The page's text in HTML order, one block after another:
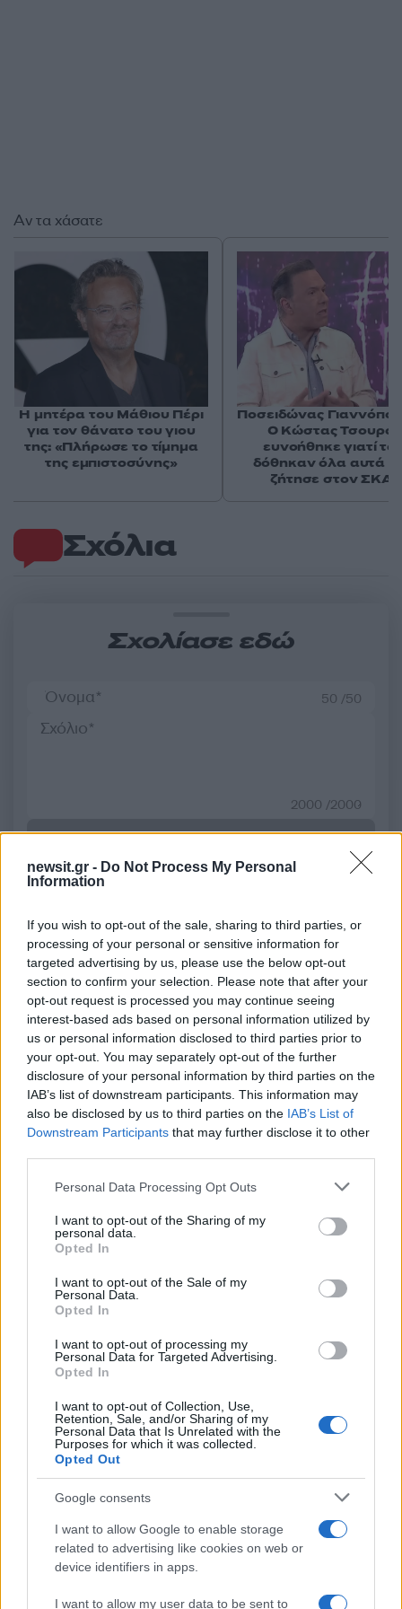
newsit.gr - Do Not Process My Personal
Information
If you wish to opt-out of the sale, sharing to third parties, or
processing of your personal or sensitive information for
targeted advertising by us, please use the below opt-out
section to confirm your selection. Please note that after your
opt-out request is processed you may continue seeing
interest-based ads based on personal information utilized by
us or personal information disclosed to third parties prior to
your opt-out. You may separately opt-out of the further
disclosure of your personal information by third parties on the
IAB’s list of downstream participants. This information may
also be disclosed by us to third parties on the IAB’s List of
Downstream Participants that may further disclose it to other
Please note that this website/app uses one or more Google
not limited to your visit or usage behaviour. You may click to
grant or deny consent to Google and its third-party tags to
use your data for below specified purposes in below Google
consent section.
Personal Data Processing Opt Outs
I want to opt-out of the Sharing of my
personal data.
Opted In
I want to opt-out of the Sale of my
Personal Data.
Opted In
I want to opt-out of processing my
Personal Data for Targeted Advertising.
Opted In
I want to opt-out of Collection, Use,
Retention, Sale, and/or Sharing of my
Personal Data that Is Unrelated with the
Purposes for which it was collected.
Opted Out
Google consents
I want to allow Google to enable storage
related to advertising like cookies on web or
device identifiers in apps.
I want to allow my user data to be sent to
Σχόλια
Σχολίασε εδώ
50 /50
2000 /2000
Υποβολή σχολίου
Όροι Χρήσης. Το site προστατεύεται από reCAPTCHA, ισχύουν
Lifestyle
ΗΘΟΠΟΙΟΣ
Share:
Ακολουθήστε το Νewsit.gr στοGoogle Newsκαι
ενημερωθείτε πρώτοι για όλη την ειδησεογραφία και τα
τελευταία νέατης ημέρας
Αν τα χάσατε
Η μητέρα του Μάθιου Πέρι
για τον θάνατο του γιου
της: «Πλήρωσε το τίμημα
της εμπιστοσύνης»
Ποσειδώνας
Ο Κώστας Τσουρός
ευνοήθηκε γιατί
δόθηκαν όλα αυτά
ζήτησε στον ΣΚΑΪ
Πιο δημοφιλή
Σέρρες: Βίντεο ντοκουμέντο από το
τροχαίο με νεκρούς μητέρα και γιο – Ο
οδηγός του φορτηγού κατέγραψε τη
σύγκρουση
Marfin: Η 46χρονη πήρε προθεσμία για να
απολογηθεί την Τρίτη – «Είναι αθώα,
συμμετείχε στη διαδήλωση όπως και
100.000 άτομα»
Σίντνεϊ Τάουλ: Πέθανε σε ηλικία 26 ετών η
σταρ του TikTok – Kατέγραφε τη ζωή της
Λένα Σαμαρά: Συγκίνηση στο μνημόσυνο
για τον έναν χρόνο από τον θάνατο της
κόρης του Αντώνη Σαμαρά
θεωρηθούν δωρεές και να επιβληθεί φόρος
Πιο σχολιασμένα